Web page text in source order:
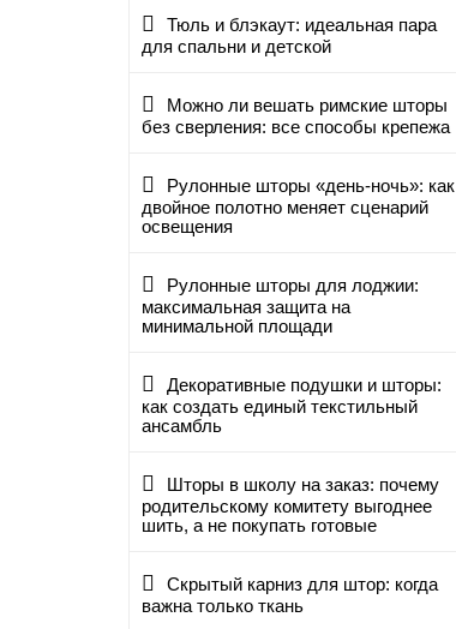
Тюль и блэкаут: идеальная пара
для спальни и детской
Можно ли вешать римские шторы
без сверления: все способы крепежа
Рулонные шторы «день-ночь»: как
двойное полотно меняет сценарий
освещения
Рулонные шторы для лоджии:
максимальная защита на
минимальной площади
Декоративные подушки и шторы:
как создать единый текстильный
ансамбль
Шторы в школу на заказ: почему
родительскому комитету выгоднее
шить, а не покупать готовые
Скрытый карниз для штор: когда
важна только ткань